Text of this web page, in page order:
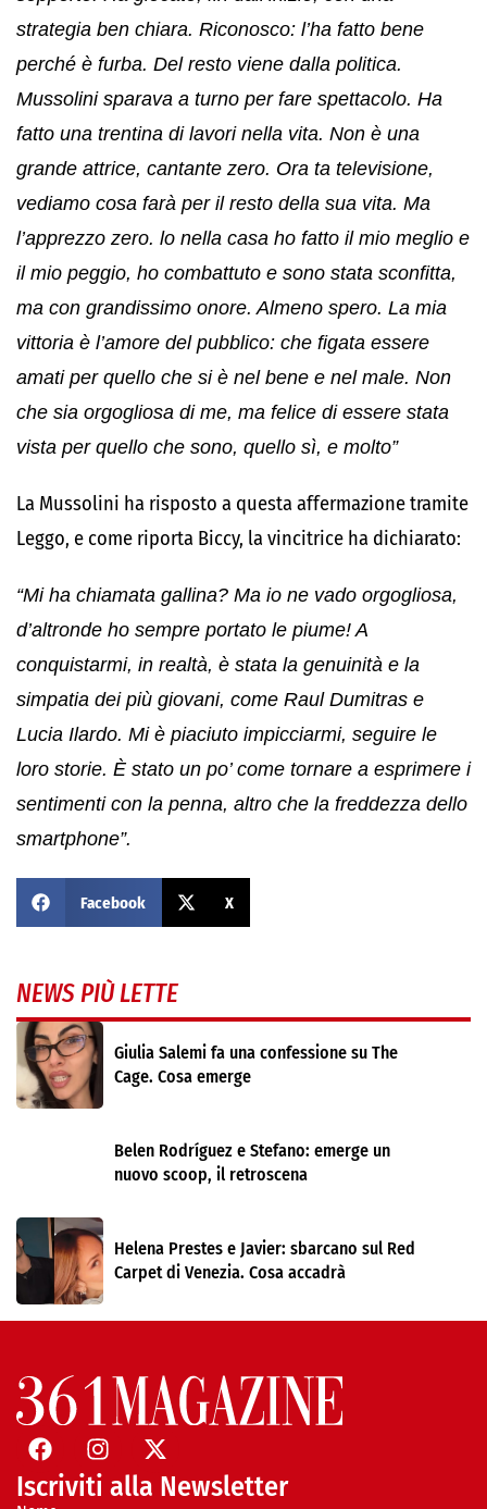
strategia ben chiara. Riconosco: l’ha fatto bene
perché è furba. Del resto viene dalla politica.
Mussolini sparava a turno per fare spettacolo. Ha
fatto una trentina di lavori nella vita. Non è una
grande attrice, cantante zero. Ora ta televisione,
vediamo cosa farà per il resto della sua vita. Ma
l’apprezzo zero. lo nella casa ho fatto il mio meglio e
il mio peggio, ho combattuto e sono stata sconfitta,
ma con grandissimo onore. Almeno spero. La mia
vittoria è l’amore del pubblico: che figata essere
amati per quello che si è nel bene e nel male. Non
che sia orgogliosa di me, ma felice di essere stata
vista per quello che sono, quello sì, e molto”
La Mussolini ha risposto a questa affermazione tramite
Leggo, e come riporta Biccy, la vincitrice ha dichiarato:
“Mi ha chiamata gallina? Ma io ne vado orgogliosa,
d’altronde ho sempre portato le piume! A
conquistarmi, in realtà, è stata la genuinità e la
simpatia dei più giovani, come Raul Dumitras e
Lucia Ilardo. Mi è piaciuto impicciarmi, seguire le
loro storie. È stato un po’ come tornare a esprimere i
sentimenti con la penna, altro che la freddezza dello
smartphone”.
Facebook X
NEWS PIÙ LETTE
Giulia Salemi fa una confessione su The
Cage. Cosa emerge
Belen Rodríguez e Stefano: emerge un
nuovo scoop, il retroscena
Helena Prestes e Javier: sbarcano sul Red
Carpet di Venezia. Cosa accadrà
Iscriviti alla Newsletter